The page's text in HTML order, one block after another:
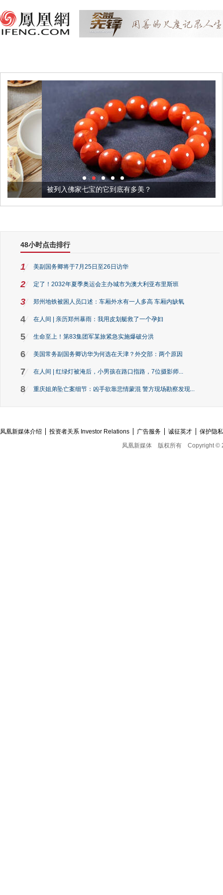
被列入佛家七宝的它到底有多美？
48小时点击排行
1 美副国务卿将于7月25日至26日访华
2 定了！2032年夏季奥运会主办城市为澳大利亚布里斯班
3 郑州地铁被困人员口述：车厢外水有一人多高 车厢内缺氧
4 在人间 | 亲历郑州暴雨：我用皮划艇救了一个孕妇
5 生命至上！第83集团军某旅紧急实施爆破分洪
6 美国常务副国务卿访华为何选在天津？外交部：两个原因
7 在人间 | 红绿灯被淹后，小男孩在路口指路，7位摄影师...
8 重庆姐弟坠亡案细节：凶手欲靠悲情蒙混 警方现场勘察发现...
凤凰新媒体介绍 投资者关系 Investor Relations 广告服务 诚征英才
保护隐
凤凰新媒体
版权所有 Copyright ©